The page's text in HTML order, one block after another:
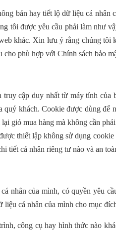
bán hay tiết lộ dữ liệu cá
tôi được yêu cầu phải làm như
khác. Xin lưu ý rằng chúng
phù hợp với Chính sách bảo
cập duy nhất từ máy tính
khách. Cookie được dùng
giỏ mua hàng mà không cần
thiết lập không sử dụng
tiết cá nhân riêng tư nào và an
nhân của mình, có quyền yêu
cá nhân của mình cho mục
công cụ hay hình thức nào